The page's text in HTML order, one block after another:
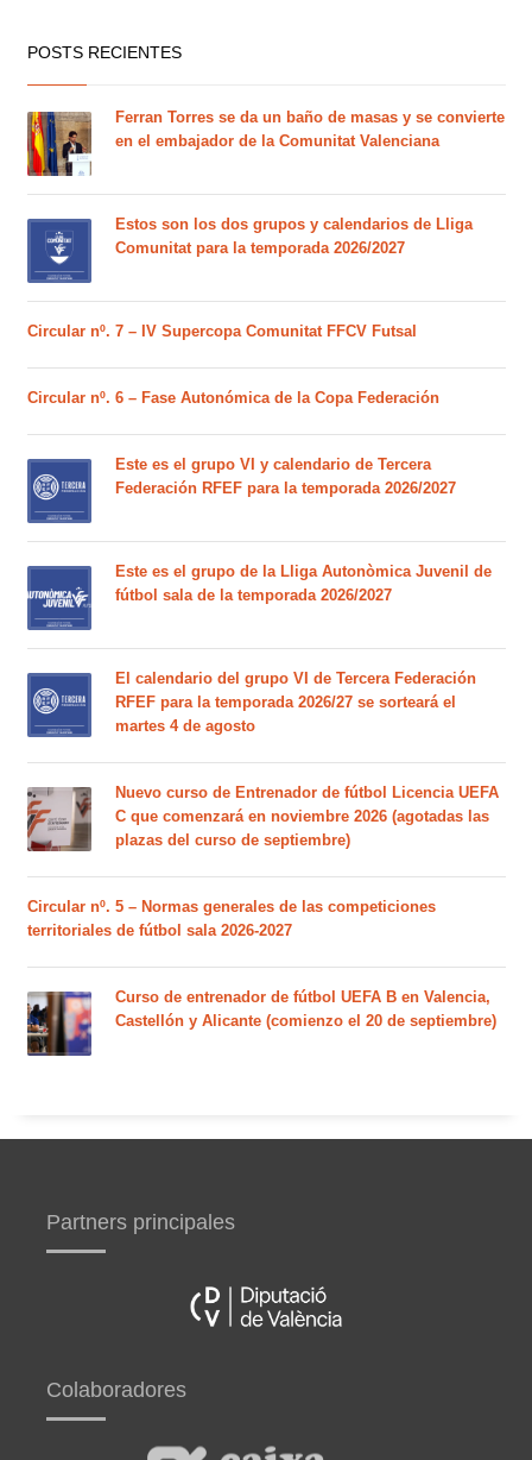
POSTS RECIENTES
Ferran Torres se da un baño de masas y se convierte
en el embajador de la Comunitat Valenciana
Estos son los dos grupos y calendarios de Lliga
Comunitat para la temporada 2026/2027
Circular nº. 7 – IV Supercopa Comunitat FFCV Futsal
Circular nº. 6 – Fase Autonómica de la Copa Federación
Este es el grupo VI y calendario de Tercera
Federación RFEF para la temporada 2026/2027
Este es el grupo de la Lliga Autonòmica Juvenil de
fútbol sala de la temporada 2026/2027
El calendario del grupo VI de Tercera Federación
RFEF para la temporada 2026/27 se sorteará el
martes 4 de agosto
Nuevo curso de Entrenador de fútbol Licencia UEFA
C que comenzará en noviembre 2026 (agotadas las
plazas del curso de septiembre)
Circular nº. 5 – Normas generales de las competiciones
territoriales de fútbol sala 2026-2027
Curso de entrenador de fútbol UEFA B en Valencia,
Castellón y Alicante (comienzo el 20 de septiembre)
Partners principales
Colaboradores